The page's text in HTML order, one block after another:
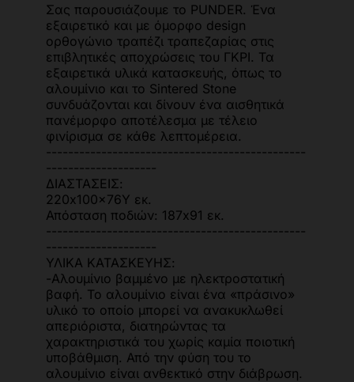
Σας παρουσιάζουμε το PUNDER. Ένα
εξαιρετικό και με όμορφο design
ορθογώνιο τραπέζι τραπεζαρίας στις
επιβλητικές αποχρώσεις του ΓΚΡΙ. Τα
εξαιρετικά υλικά κατασκευής, όπως το
αλουμίνιο και το Sintered Stone
συνδυάζονται και δίνουν ένα αισθητικά
πανέμορφο αποτέλεσμα με τέλειο
φινίρισμα σε κάθε λεπτομέρεια.
-----------------------------------------------
--------------------
ΔΙΑΣΤΑΣΕΙΣ:
220x100x76Υ εκ.
Απόσταση ποδιών: 187x91 εκ.
-----------------------------------------------
--------------------
ΥΛΙΚΑ ΚΑΤΑΣΚΕΥΗΣ:
-Αλουμίνιο βαμμένο με ηλεκτροστατική
βαφή. Το αλουμίνιο είναι ένα «πράσινο»
υλικό το οποίο μπορεί να ανακυκλωθεί
απεριόριστα, διατηρώντας τα
χαρακτηριστικά του χωρίς καμία ποιοτική
υποβάθμιση. Από την φύση του το
αλουμίνιο είναι ανθεκτικό στην διάβρωση.